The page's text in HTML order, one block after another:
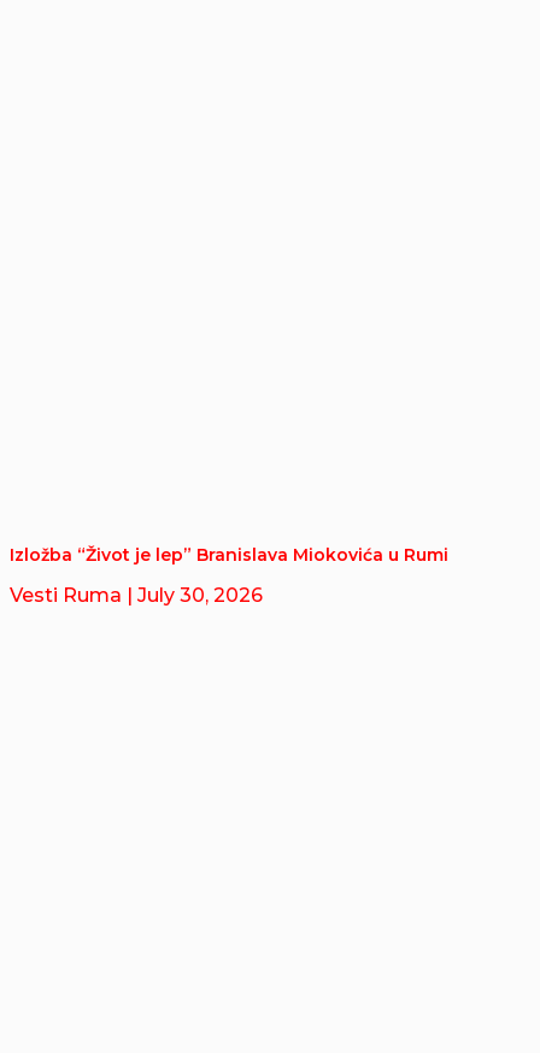
Izložba “Život je lep” Branislava Miokovića u Rumi
Vesti Ruma | July 30, 2026